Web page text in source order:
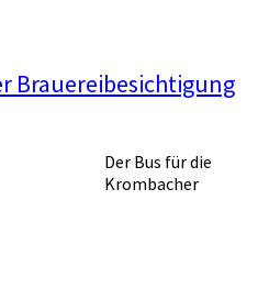
Brauereibesichtigung
Der Bus für die
Krombacher